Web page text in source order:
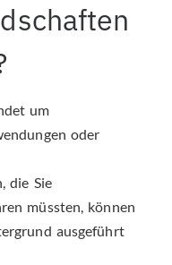
um
oder
die Sie
müssten, können
ausgeführt